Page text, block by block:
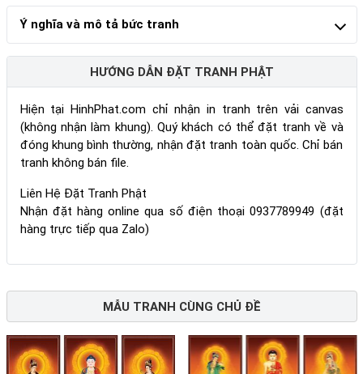
Ý nghĩa và mô tả bức tranh
HƯỚNG DẪN ĐẶT TRANH PHẬT
Hiện tại HinhPhat.com chỉ nhận in tranh trên vải canvas
(không nhận làm khung). Quý khách có thể đặt tranh về và
đóng khung bình thường, nhận đặt tranh toàn quốc. Chỉ bán
tranh không bán file.
Liên Hệ Đặt Tranh Phật
Nhận đặt hàng online qua số điện thoại 0937789949 (đặt
hàng trực tiếp qua Zalo)
MẪU TRANH CÙNG CHỦ ĐỀ